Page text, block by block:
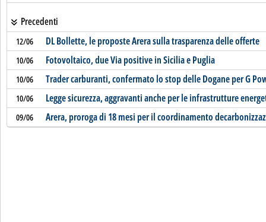
Precedenti
12/06 DL Bollette, le proposte Arera sulla trasparenza delle offerte
10/06 Fotovoltaico, due Via positive in Sicilia e Puglia
10/06 Trader carburanti, confermato lo stop delle Dogane per G
10/06 Legge sicurezza, aggravanti anche per le infrastrutture
09/06 Arera, proroga di 18 mesi per il coordinamento